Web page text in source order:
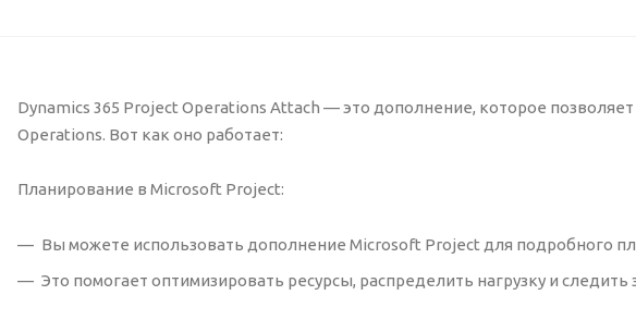
Dynamics 365 Project Operations Attach — это дополнение, которое
Operations. Вот как оно работает:
Планирование в Microsoft Project:
Вы можете использовать дополнение Microsoft Project для подробного
Это помогает оптимизировать ресурсы, распределить нагрузку и